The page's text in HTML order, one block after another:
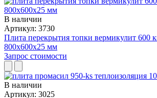
В наличии
Артикул: 3730
Плита перекрытия топки вермикулит 600
800x600x25 мм
Запрос стоимости
В наличии
Артикул: 3025